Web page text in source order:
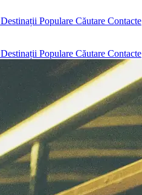
Destinații Populare Căutare Contacte
Destinații Populare Căutare Contacte